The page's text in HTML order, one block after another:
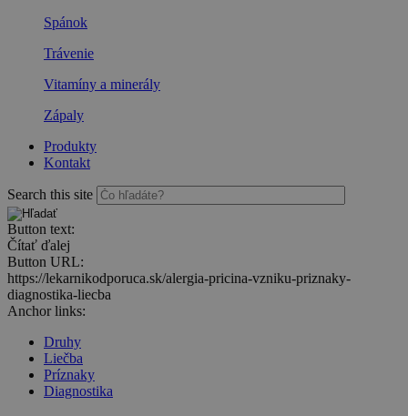
Spánok
Trávenie
Vitamíny a minerály
Zápaly
Produkty
Kontakt
Search this site
Button text:
Čítať ďalej
Button URL:
https://lekarnikodporuca.sk/alergia-pricina-vzniku-priznaky-
diagnostika-liecba
Anchor links:
Druhy
Liečba
Príznaky
Diagnostika